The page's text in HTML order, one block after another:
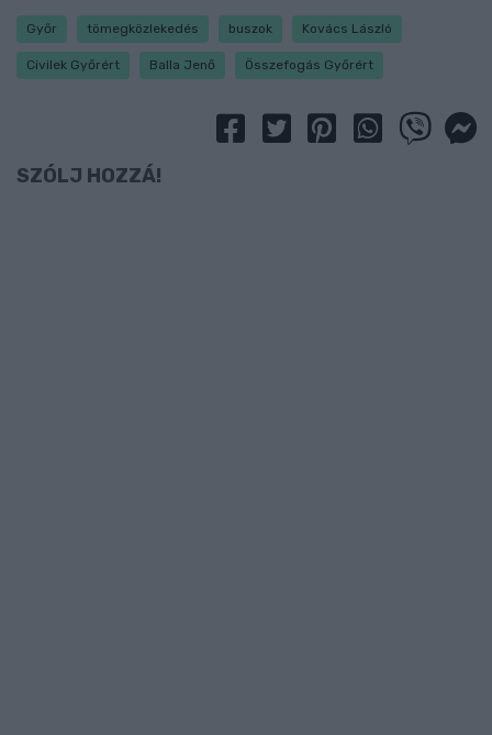
Győr tömegközlekedés buszok Kovács László
Civilek Győrért Balla Jenő Összefogás Győrért
SZÓLJ HOZZÁ!